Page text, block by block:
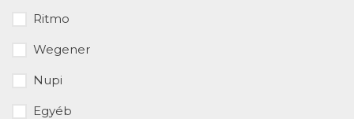
Ritmo
Wegener
Nupi
Egyéb